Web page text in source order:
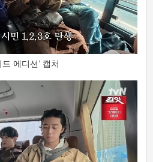
에디션’ 캡처